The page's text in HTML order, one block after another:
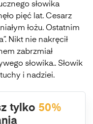
słowika
pięć lat. Cesarz
łożu. Ostatnim
Nikt nie nakręcił
zabrzmiał
słowika.. Słowik
i nadziei.
tylko 50%